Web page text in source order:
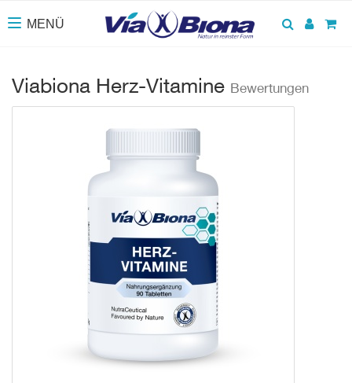
Toggle navigation
MENÜ Suchen
Viabiona Herz-Vitamine Bewertungen